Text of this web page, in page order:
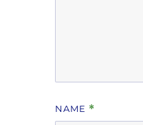
NAME *